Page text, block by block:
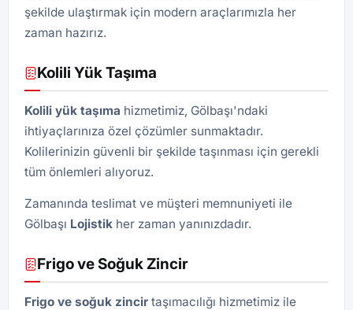
şekilde ulaştırmak için modern araçlarımızla her
zaman hazırız.
Kolili Yük Taşıma
Kolili yük taşıma hizmetimiz, Gölbaşı'ndaki
ihtiyaçlarınıza özel çözümler sunmaktadır.
Kolilerinizin güvenli bir şekilde taşınması için gerekli
tüm önlemleri alıyoruz.
Zamanında teslimat ve müşteri memnuniyeti ile
Gölbaşı Lojistik her zaman yanınızdadır.
Frigo ve Soğuk Zincir
Frigo ve soğuk zincir taşımacılığı hizmetimiz ile